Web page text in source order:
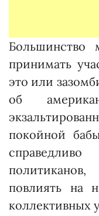
Большинство
принимать
это или
об
покойной
повлиять на
коллективных